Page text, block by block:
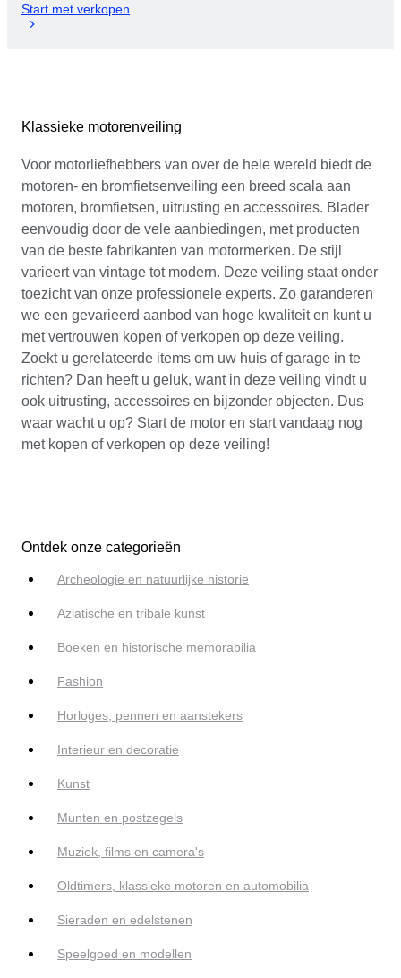
Start met verkopen
Klassieke motorenveiling
Voor motorliefhebbers van over de hele wereld biedt de
motoren- en bromfietsenveiling een breed scala aan
motoren, bromfietsen, uitrusting en accessoires. Blader
eenvoudig door de vele aanbiedingen, met producten
van de beste fabrikanten van motormerken. De stijl
varieert van vintage tot modern. Deze veiling staat onder
toezicht van onze professionele experts. Zo garanderen
we een gevarieerd aanbod van hoge kwaliteit en kunt u
met vertrouwen kopen of verkopen op deze veiling.
Zoekt u gerelateerde items om uw huis of garage in te
richten? Dan heeft u geluk, want in deze veiling vindt u
ook uitrusting, accessoires en bijzonder objecten. Dus
waar wacht u op? Start de motor en start vandaag nog
met kopen of verkopen op deze veiling!
Ontdek onze categorieën
Archeologie en natuurlijke historie
Aziatische en tribale kunst
Boeken en historische memorabilia
Fashion
Horloges, pennen en aanstekers
Interieur en decoratie
Kunst
Munten en postzegels
Muziek, films en camera's
Oldtimers, klassieke motoren en automobilia
Sieraden en edelstenen
Speelgoed en modellen